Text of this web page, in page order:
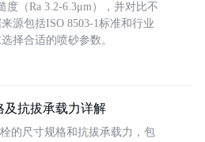
度（Ra 3.2-6.3μm），并对比不
源包括ISO 8503-1标准和行业
择合适的喷砂参数。
及抗拔承载力详解
的尺寸规格和抗拔承载力，包